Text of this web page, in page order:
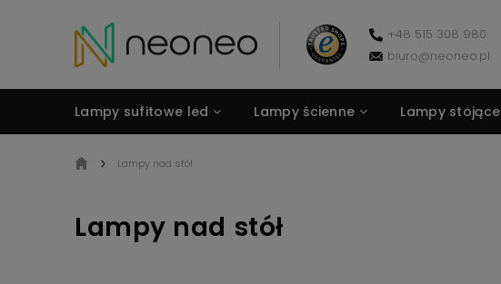
+48 515 308 980
biuro@neoneo.pl
Lampy sufitowe led Lampy ścienne Lampy stojące
Lampy nad stół
Lampy nad stół